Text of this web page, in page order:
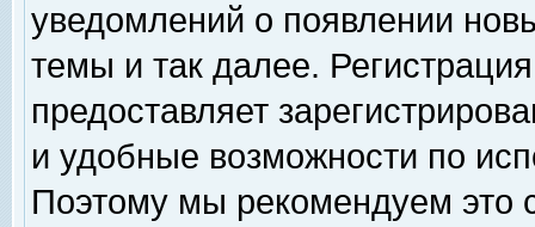
уведомлений о появлении
темы и так далее.
предоставляет
и удобные возможности по
Поэтому мы рекомендуем это